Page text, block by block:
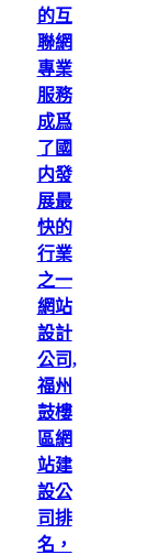
的互
聯網
專業
服務
成爲
了國
内發
展最
快的
行業
之一
網站
設計
公司,
福州
鼓樓
區網
站建
設公
司排
名，